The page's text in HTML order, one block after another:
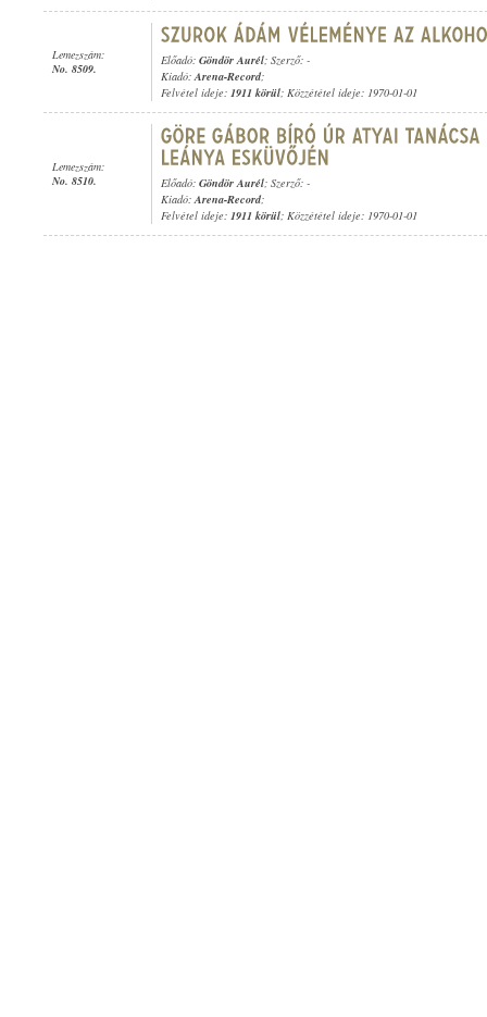
Lemezszám:
No. 8509.
Előadó: Göndör Aurél; Szerző: -
Kiadó:Arena-Record;
Felvétel ideje: 1911 körül; Közzététel ideje: 1970-01-01
Lemezszám:
No. 8510.
Előadó: Göndör Aurél; Szerző: -
Kiadó:Arena-Record;
Felvétel ideje: 1911 körül; Közzététel ideje: 1970-01-01